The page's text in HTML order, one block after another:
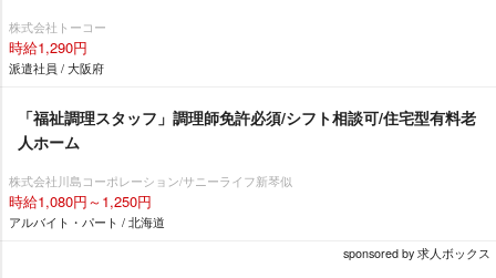
株式会社トーコー
時給1,290円
派遣社員 / 大阪府
「福祉調理スタッフ」調理師免許必須/シフト相談可/住宅型有料老
人ホーム
株式会社川島コーポレーション/サニーライフ新琴似
時給1,080円～1,250円
アルバイト・パート / 北海道
sponsored by 求人ボックス